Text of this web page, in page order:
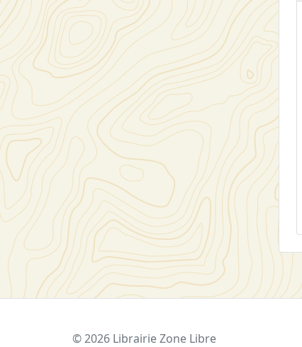
© 2026 Librairie Zone Libre